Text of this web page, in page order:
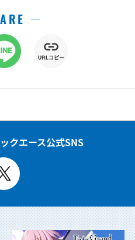
クエース公式SNS